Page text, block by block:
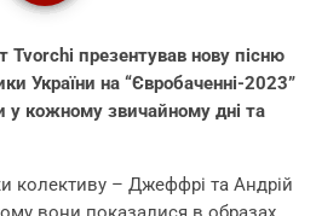
Tvorchi презентував нову пісню
України на “Євробаченні-2023”
у кожному звичайному дні та
колективу – Джеффрі та Андрій